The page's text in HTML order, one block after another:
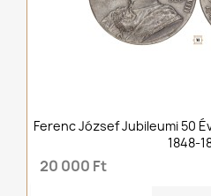
Ferenc József Jubileumi 50
1848-
20 000 Ft